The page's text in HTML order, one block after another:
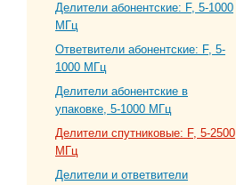
Делители абонентские: F, 5-1000
МГц
Ответвители абонентские: F, 5-
1000 МГц
Делители абонентские в
упаковке, 5-1000 МГц
Делители спутниковые: F, 5-2500
МГц
Делители и ответвители